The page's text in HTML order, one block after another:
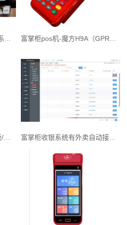
富掌柜超市餐饮便利店收银系统（价格合理） 富掌柜pos机-魔方H9A（GPRS）
富掌柜收银系统有外卖自动接单功能吗？支持对接哪些平台？